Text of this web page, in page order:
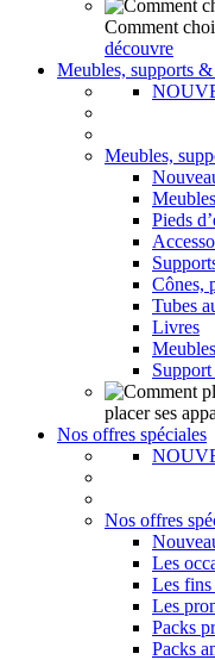
Comment
découvre
Meubles, supports
Meubles,
Pieds
Cônes,
Tubes
Livres
placer ses
Nos offres spéciales
Nos offres
Les
Les fins
Les
Packs
Packs